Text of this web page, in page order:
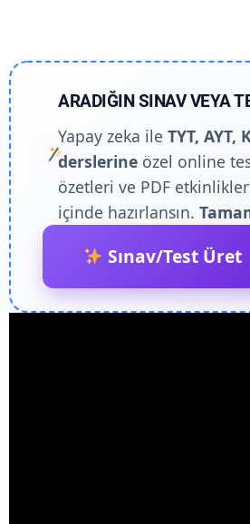
ARADIĞIN SINAV VEYA
Yapay zeka ileTYT, AYT,
derslerine özel online
özetleri ve PDF
içinde hazırlansın.
Sınav/Test Üret